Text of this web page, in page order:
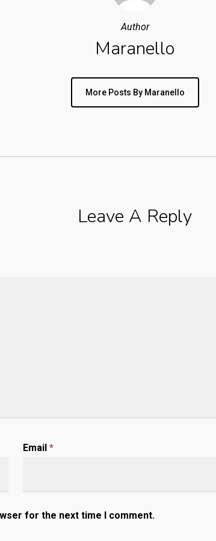
Author
Maranello
More Posts By Maranello
Leave A Reply
Email *
for the next time I comment.